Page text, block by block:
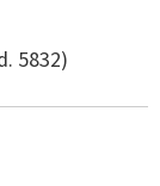
5832)